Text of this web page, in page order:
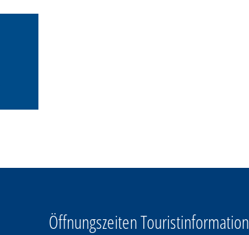
Öffnungszeiten Touristinformation